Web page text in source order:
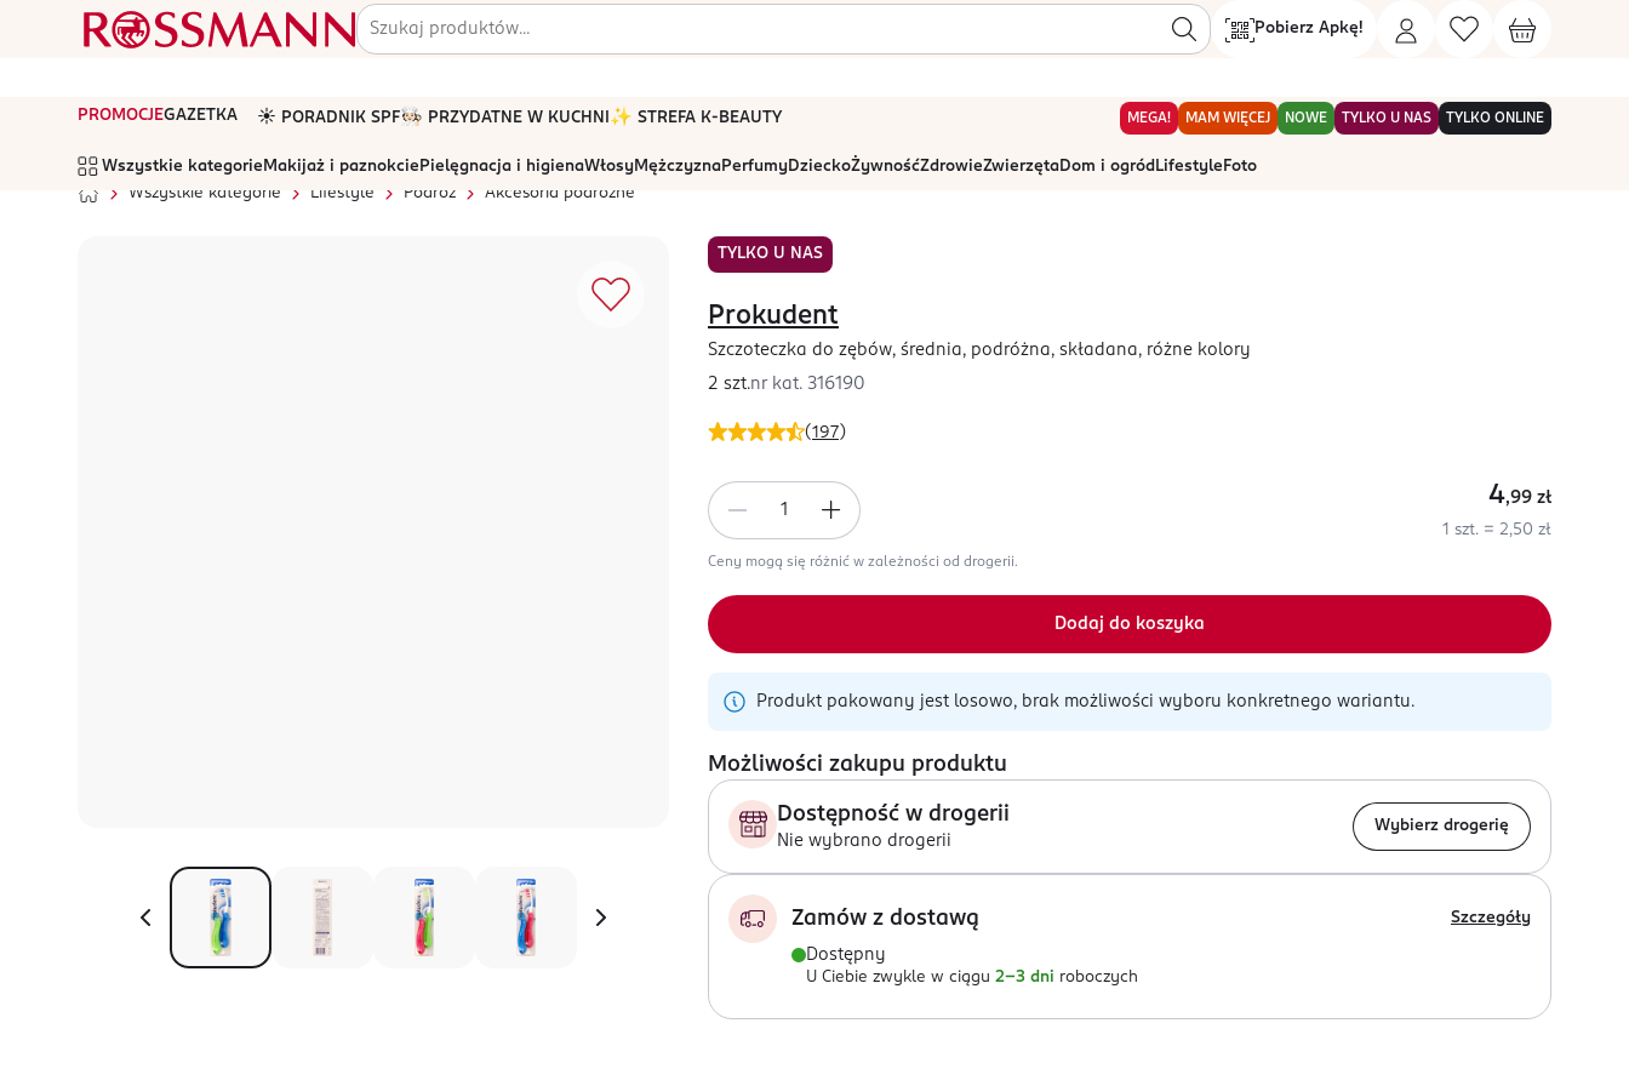
Pobierz Apkę!
PROMOCJEGAZETKA ☀️ PORADNIK SPF🧑🏻‍🍳 PRZYDATNE W KUCHNI ✨ STREFA K-BEAUTY MEGA! MAM WIĘCEJ NOWE TYLKO U NAS TYLKO ONLINE
Wszystkie kategorie Makijaż i paznokcie Pielęgnacja i higienaWłosyMężczyznaPerfumyDzieckoŻywnośćZdrowieZwierzętaDom i ogród Lifestyle Foto
Wszystkie kategorie
Lifestyle Podróż Akcesoria podróżne
TYLKO U NAS
(197)
Prokudent
Szczoteczka do zębów, średnia, podróżna, składana, różne kolory
2 szt.nr kat. 316190
4,99 zł
1 szt. = 2,50 zł
Ceny mogą się różnić w zależności od drogerii.
Dodaj do koszyka
Produkt pakowany jest losowo, brak możliwości wyboru konkretnego wariantu.
Możliwości zakupu produktu
Dostępność w drogerii
Nie wybrano drogerii
Wybierz drogerię
Zamów z dostawą Szczegóły
Dostępny
U Ciebie zwykle w ciągu 2-3 dni roboczych